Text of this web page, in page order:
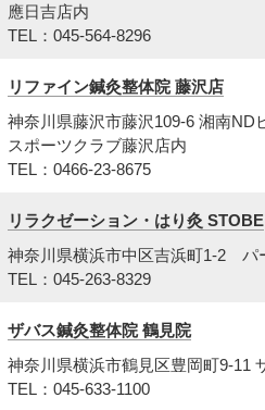
應日吉店内
TEL：045-564-8296
リファイン鍼灸整体院 藤沢店
神奈川県藤沢市藤沢109-6 湘南
スポーツクラブ藤沢店内
TEL：0466-23-8675
リラクゼーション・はり灸 STOBE
神奈川県横浜市中区吉浜町1-2 パ
TEL：045-263-8329
ザバス鍼灸整体院 鶴見院
神奈川県横浜市鶴見区豊岡町9-11
TEL：045-633-1100